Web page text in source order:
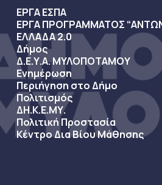
ΕΡΓΑ ΕΣΠΑ
ΕΡΓΑ ΠΡΟΓΡΑΜΜΑΤΟΣ
ΕΛΛΑΔΑ 2.0
Δήμος
Δ.Ε.Υ.Α. ΜΥΛΟΠΟΤΑΜΟΥ
Ενημέρωση
Περιήγηση στο Δήμο
Πολιτισμός
ΔΗ.Κ.Ε.ΜΥ.
Πολιτική Προστασία
Κέντρο Δια Βίου Μάθησης